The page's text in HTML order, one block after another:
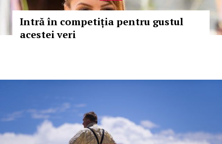
Intră în competiția pentru gustul
acestei veri